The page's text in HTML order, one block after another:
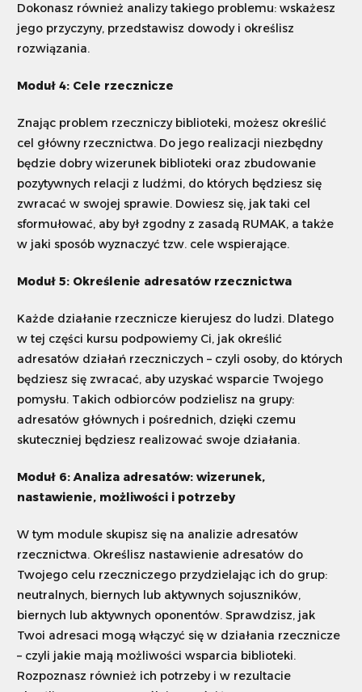
Dokonasz również analizy takiego problemu: wskażesz
jego przyczyny, przedstawisz dowody i określisz
rozwiązania.
Moduł 4: Cele rzecznicze
Znając problem rzeczniczy biblioteki, możesz określić
cel główny rzecznictwa. Do jego realizacji niezbędny
będzie dobry wizerunek biblioteki oraz zbudowanie
pozytywnych relacji z ludźmi, do których będziesz się
zwracać w swojej sprawie. Dowiesz się, jak taki cel
sformułować, aby był zgodny z zasadą RUMAK, a także
w jaki sposób wyznaczyć tzw. cele wspierające.
Moduł 5: Określenie adresatów rzecznictwa
Każde działanie rzecznicze kierujesz do ludzi. Dlatego
w tej części kursu podpowiemy Ci, jak określić
adresatów działań rzeczniczych – czyli osoby, do których
będziesz się zwracać, aby uzyskać wsparcie Twojego
pomysłu. Takich odbiorców podzielisz na grupy:
adresatów głównych i pośrednich, dzięki czemu
skuteczniej będziesz realizować swoje działania.
Moduł 6: Analiza adresatów: wizerunek,
nastawienie, możliwości i potrzeby
W tym module skupisz się na analizie adresatów
rzecznictwa. Określisz nastawienie adresatów do
Twojego celu rzeczniczego przydzielając ich do grup:
neutralnych, biernych lub aktywnych sojuszników,
biernych lub aktywnych oponentów. Sprawdzisz, jak
Twoi adresaci mogą włączyć się w działania rzecznicze
– czyli jakie mają możliwości wsparcia biblioteki.
Rozpoznasz również ich potrzeby i w rezultacie